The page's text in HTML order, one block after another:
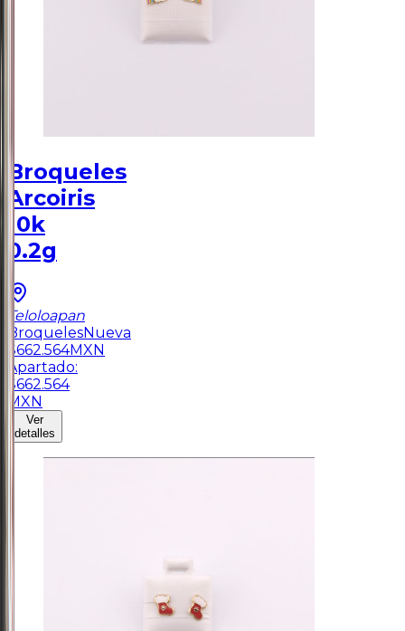
Broqueles
Arcoiris
10k
0.2g
Teloloapan
BroquelesNueva
$662.564MXN
Apartado:
$662.564
MXN
Ver
detalles